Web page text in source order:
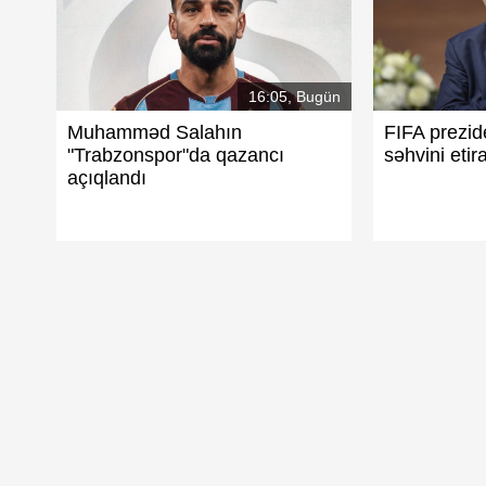
16:05, Bugün
Muhamməd Salahın
"Trabzonspor"da qazancı
açıqlandı
FIFA
səhvini